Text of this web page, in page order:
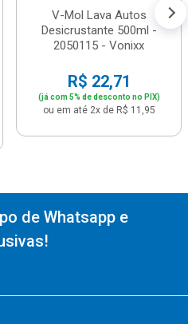
V-Mol Lava Autos
Desicrustante 500ml -
2050115 - Vonixx
R$ 22,71
(já com 5% de desconto no PIX)
ou em até 2x de R$ 11,95
de Whatsapp e